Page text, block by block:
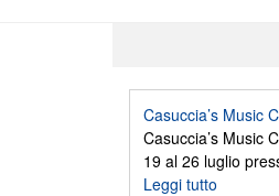
Casuccia’s Music
Casuccia’s Music
19 al 26 luglio
Leggi tutto